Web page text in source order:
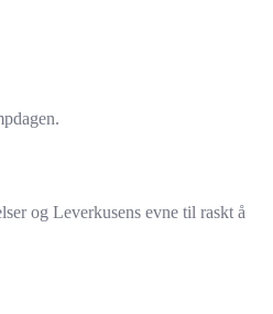
og Leverkusens evne til raskt å